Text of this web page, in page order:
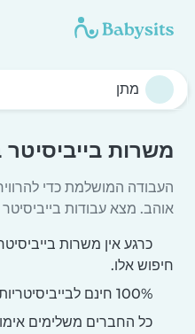
משרות
העבודה המושלמת כדי
אוהב. מצא עבודות
כרגע אין משרות
חיפוש אלו.
כל החברים משלימים